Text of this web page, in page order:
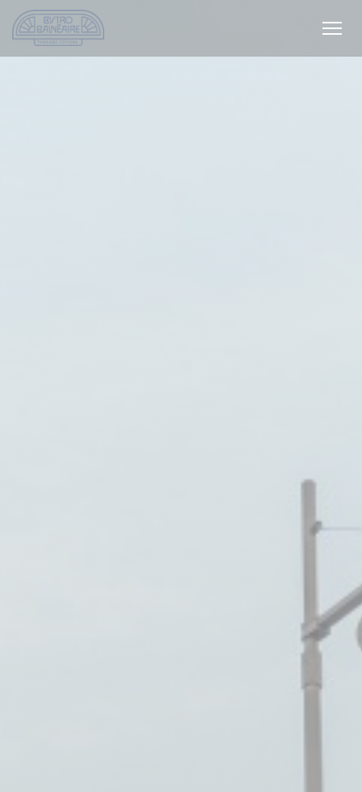
Cookies beheer paneel